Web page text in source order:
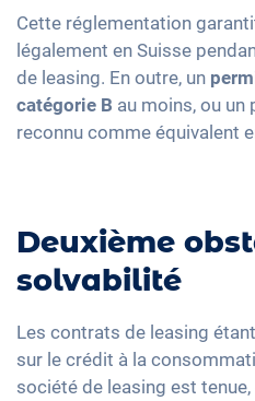
Cette réglementation
légalement en Suisse
de leasing. En outre, un
catégorie B au moins, ou
reconnu comme équivalent
Deuxième
solvabilité
Les contrats de leasing
sur le crédit à la
société de leasing est